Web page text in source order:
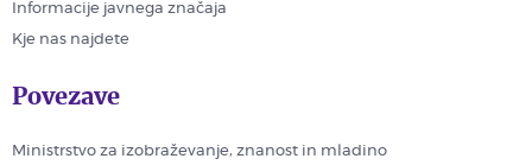
Informacije javnega značaja
Kje nas najdete
Povezave
Ministrstvo za izobraževanje, znanost in mladino